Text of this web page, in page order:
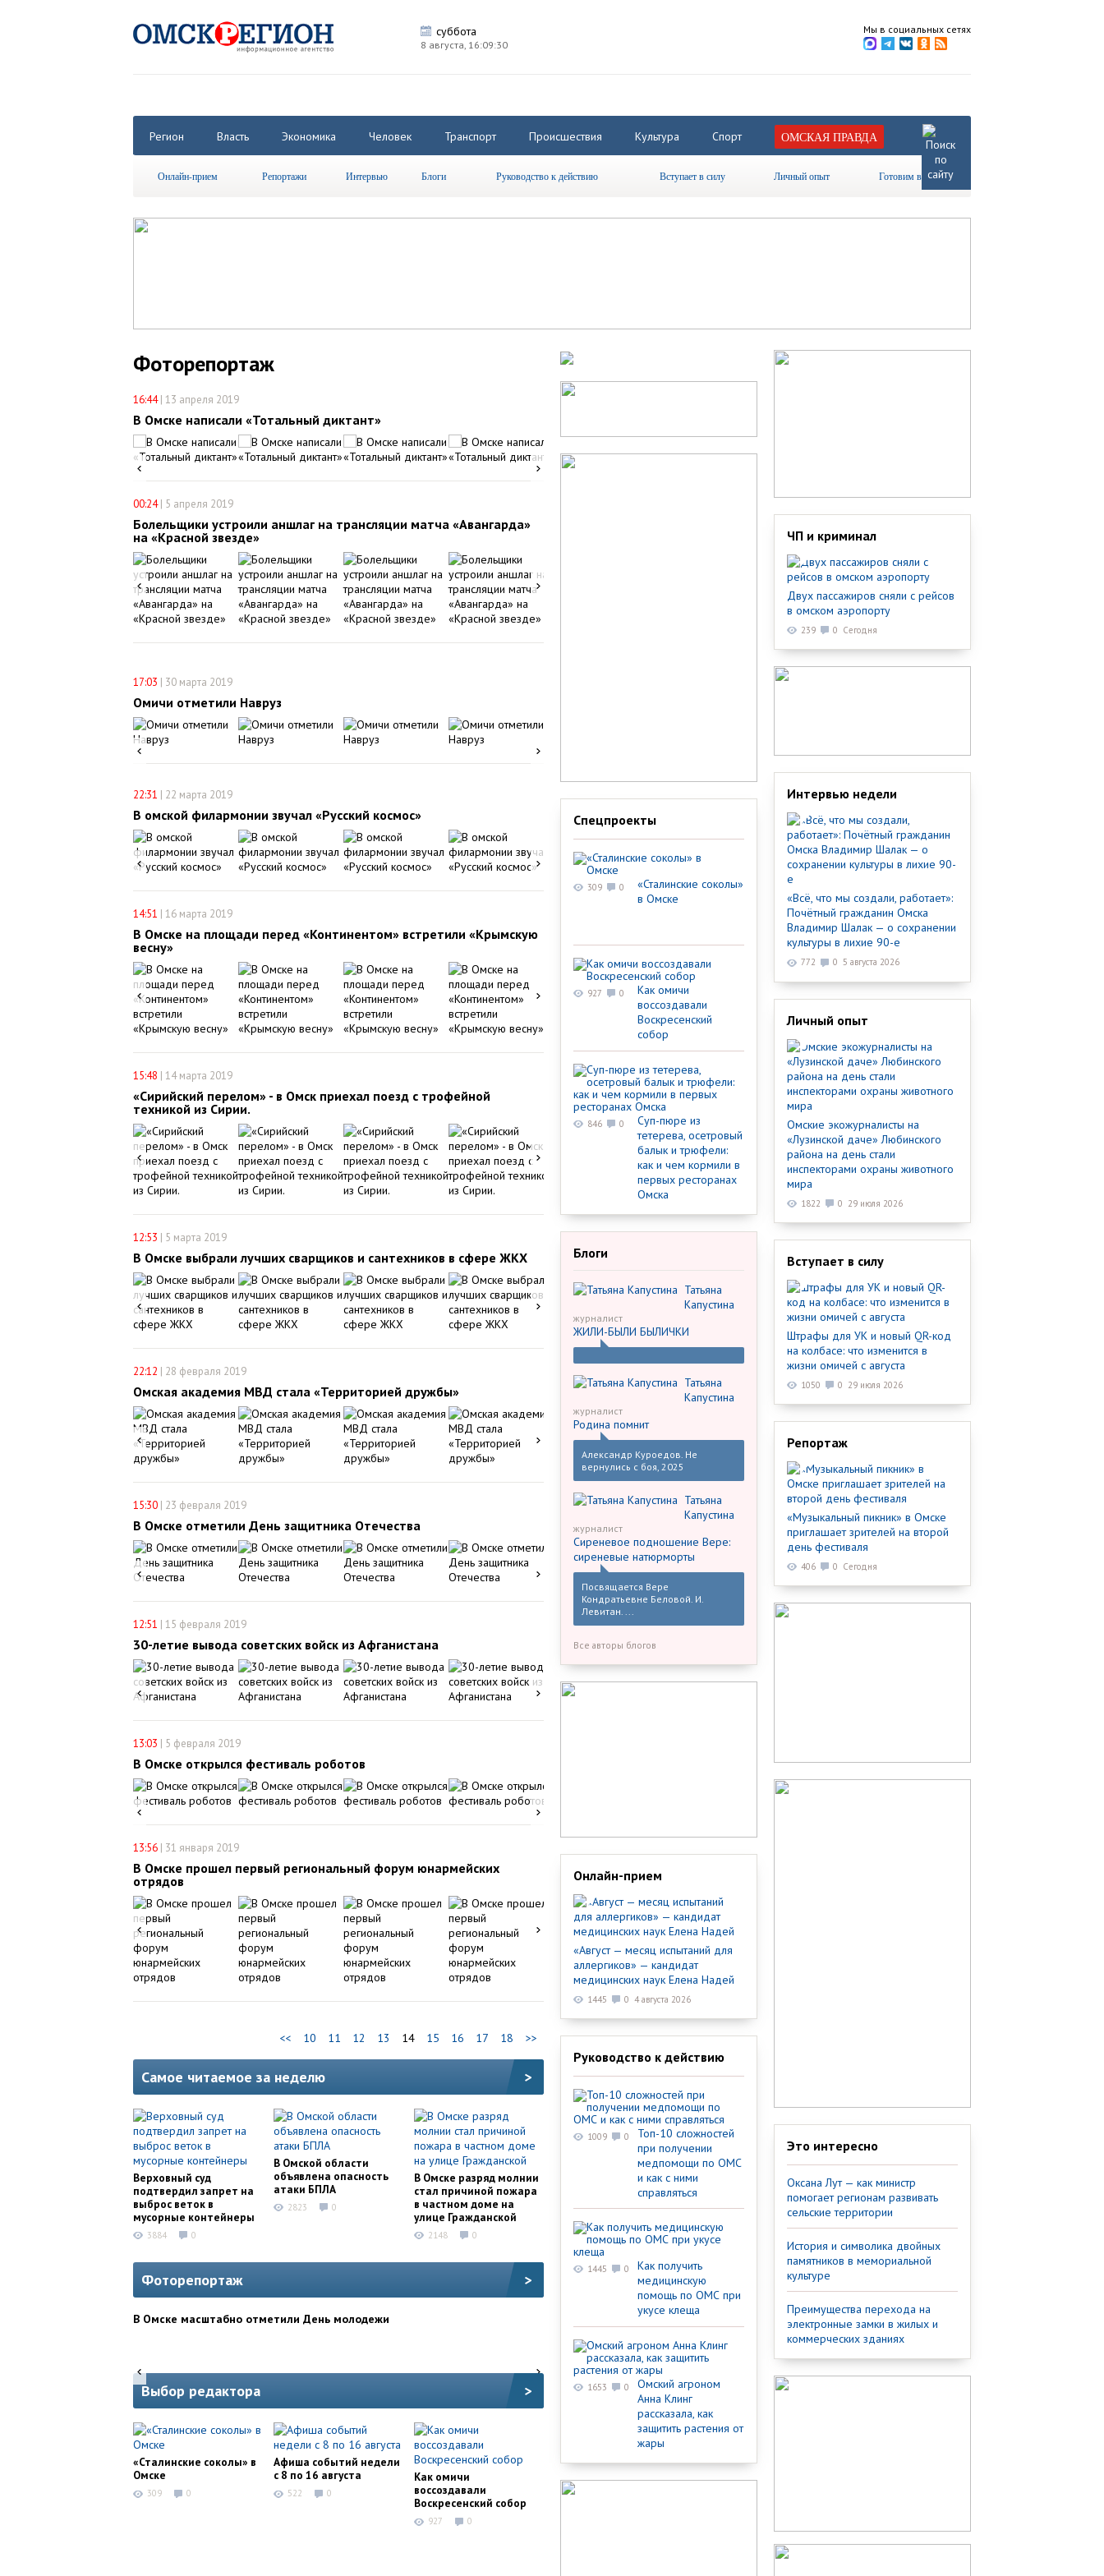
суббота
8 августа, 16:09:31
Мы в социальных сетях
Регион Власть Экономика Человек Транспорт Происшествия Культура Спорт ОМСКАЯ ПРАВДА
Онлайн-прием Репортажи Интервью Блоги Руководство к действию Вступает в силу Личный опыт Готовим вместе
Фоторепортаж
16:44| 13 апреля 2019
В Омске написали «Тотальный диктант»
00:24| 5 апреля 2019
Болельщики устроили аншлаг на трансляции матча «Авангарда»
на «Красной звезде»
17:03 | 30 марта 2019
Омичи отметили Навруз
22:31 | 22 марта 2019
В омской филармонии звучал «Русский космос»
14:51 | 16 марта 2019
В Омске на площади перед «Континентом» встретили «Крымскую
весну»
15:48 | 14 марта 2019
«Сирийский перелом» - в Омск приехал поезд с трофейной
техникой из Сирии.
12:53 | 5 марта 2019
В Омске выбрали лучших сварщиков и сантехников в сфере ЖКХ
22:12 | 28 февраля 2019
Омская академия МВД стала «Территорией дружбы»
15:30 | 23 февраля 2019
В Омске отметили День защитника Отечества
12:51 | 15 февраля 2019
30-летие вывода советских войск из Афганистана
13:03 | 5 февраля 2019
В Омске открылся фестиваль роботов
13:56 | 31 января 2019
В Омске прошел первый региональный форум юнармейских
отрядов
<< 10 11 12 13 14 15 16 17 18 >>
Самое читаемое за неделю >
Верховный суд
подтвердил запрет на
выброс веток в
мусорные контейнеры
3884 0
В Омской области
объявлена опасность
атаки БПЛА
2823 0
В Омске разряд молнии
стал причиной пожара
в частном доме на
улице Гражданской
2148 0
Фоторепортаж >
В Омске масштабно отметили День молодежи
Выбор редактора >
«Сталинские соколы» в
Омске
309 0
Афиша событий недели
с 8 по 16 августа
522 0
Как омичи
воссоздавали
Воскресенский собор
927 0
Спецпроекты
«Сталинские соколы»
в Омске
309 0
Как омичи
воссоздавали
Воскресенский
собор
927 0
Суп-пюре из
тетерева, осетровый
балык и трюфели:
как и чем кормили в
первых ресторанах
Омска
846 0
Блоги
Татьяна
Капустина
журналист
ЖИЛИ-БЫЛИ БЫЛИЧКИ
Татьяна
Капустина
журналист
Родина помнит
Александр Куроедов. Не
вернулись с боя, 2025
Татьяна
Капустина
журналист
Сиреневое подношение Вере:
сиреневые натюрморты
Посвящается Вере
Кондратьевне Беловой. И.
Левитан. ...
Все авторы блогов
Онлайн-прием
«Август — месяц испытаний для
аллергиков» — кандидат
медицинских наук Елена Надей
1445 0 4 августа 2026
Руководство к действию
Топ-10 сложностей
при получении
медпомощи по ОМС
и как с ними
справляться
1009 0
Как получить
медицинскую
помощь по ОМС при
укусе клеща
1445 0
Омский агроном
Анна Клинг
рассказала, как
защитить растения от
жары
1653 0
ЧП и криминал
Двух пассажиров сняли с рейсов
в омском аэропорту
239 0 Сегодня
Интервью недели
«Всё, что мы создали, работает»:
Почётный гражданин Омска
Владимир Шалак — о сохранении
культуры в лихие 90-е
772 0 5 августа 2026
Личный опыт
Омские экожурналисты на
«Лузинской даче» Любинского
района на день стали
инспекторами охраны животного
мира
1822 0 29 июля 2026
Вступает в силу
Штрафы для УК и новый QR-код
на колбасе: что изменится в
жизни омичей с августа
1050 0 29 июля 2026
Репортаж
«Музыкальный пикник» в Омске
приглашает зрителей на второй
день фестиваля
406 0 Сегодня
Это интересно
Оксана Лут — как министр
помогает регионам развивать
сельские территории
История и символика двойных
памятников в мемориальной
культуре
Преимущества перехода на
электронные замки в жилых и
коммерческих зданиях